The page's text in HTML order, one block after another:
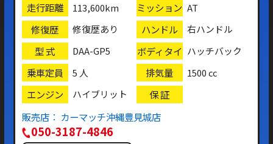
走行距離 113,600km ミッション AT
修復歴 修復歴あり ハンドル 右ハンドル
型 式 DAA-GP5
ボディタイ
プ
ハッチバック
乗車定員 5 人 排気量 1500 cc
エンジン ハイブリット
保 証
販売店： カーマッチ沖縄豊見城店
050-3187-4846